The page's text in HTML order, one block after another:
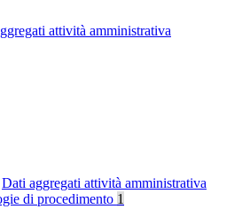
attività amministrativa
Dati aggregati attività amministrativa
di procedimento 1